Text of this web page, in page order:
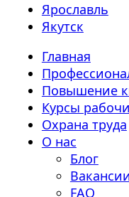
Ярославль
Якутск
Главная
Повышение
Курсы
Охрана труда
О нас
Блог
Вакансии
FAQ